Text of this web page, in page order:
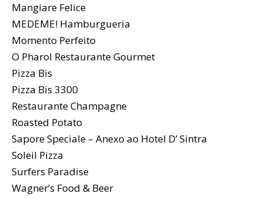
Mangiare Felice
MEDEME! Hamburgueria
Momento Perfeito
O Pharol Restaurante Gourmet
Pizza Bis
Pizza Bis 3300
Restaurante Champagne
Roasted Potato
Sapore Speciale – Anexo ao Hotel D’ Sintra
Soleil Pizza
Surfers Paradise
Wagner’s Food & Beer